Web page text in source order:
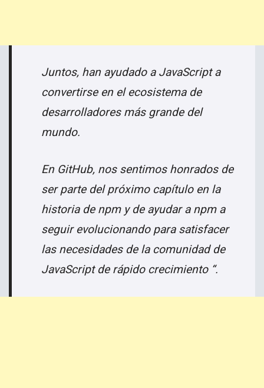
Juntos, han ayudado a JavaScript a
convertirse en el ecosistema de
desarrolladores más grande del
mundo.
En GitHub, nos sentimos honrados de
ser parte del próximo capítulo en la
historia de npm y de ayudar a npm a
seguir evolucionando para satisfacer
las necesidades de la comunidad de
JavaScript de rápido crecimiento “.